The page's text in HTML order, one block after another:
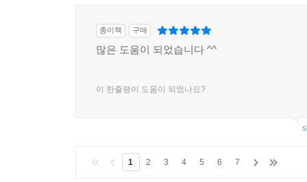
종이책 구매
많은 도움이 되었습니다 ^^
이 한줄평이 도움이 되었나요?
1 2 3 4 5 6 7